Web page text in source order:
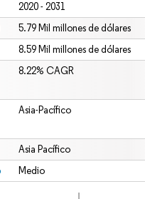
2020 - 2031
5.79 Mil millones de dólares
8.59 Mil millones de dólares
8.22% CAGR
Asia-Pacífico
Asia Pacífico
Medio
requiere atribución según CC BY 4.0.